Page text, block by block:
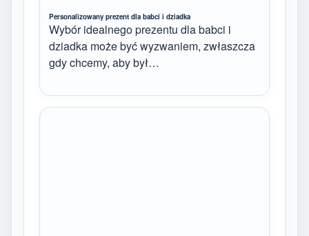
Personalizowany prezent dla babci i dziadka
Wybór idealnego prezentu dla babci i
dziadka może być wyzwaniem, zwłaszcza
gdy chcemy, aby był…